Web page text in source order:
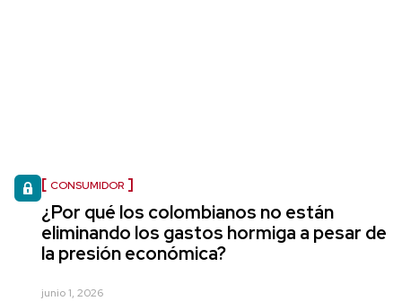
CONSUMIDOR
¿Por qué los colombianos no están
eliminando los gastos hormiga a pesar de
la presión económica?
junio 1, 2026